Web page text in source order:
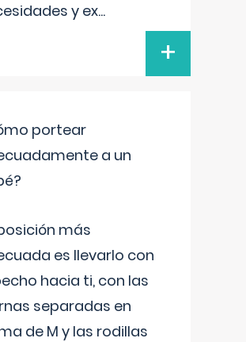
y ex...
+
portear
a un
más
es llevarlo con
hacia ti, con las
separadas en
de M y las rodillas